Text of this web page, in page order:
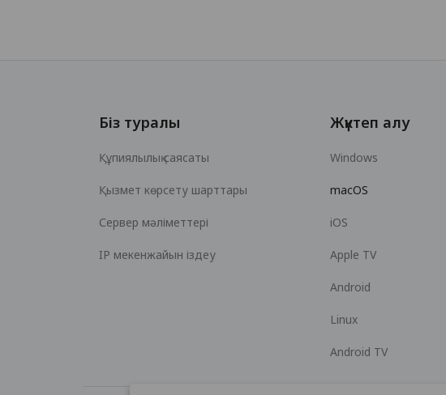
Біз туралы
Құпиялылық саясаты
Қызмет көрсету шарттары
Сервер мәліметтері
IP мекенжайын іздеу
Жүктеп алу
Windows
macOS
iOS
Apple TV
Android
Linux
Android TV